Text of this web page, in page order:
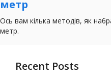
Recent Posts